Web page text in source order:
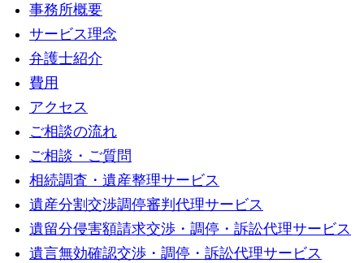
事務所概要
サービス理念
弁護士紹介
費用
アクセス
ご相談の流れ
ご相談・ご質問
相続調査・遺産整理サービス
遺産分割交渉調停審判代理サービス
遺留分侵害額請求交渉・調停・訴訟代理サービス
遺言無効確認交渉・調停・訴訟代理サービス